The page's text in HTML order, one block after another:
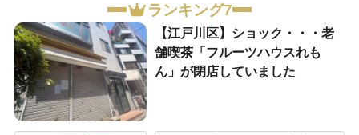
ランキング7
【江戸川区】ショック・・・老
舗喫茶「フルーツハウスれも
ん」が閉店していました